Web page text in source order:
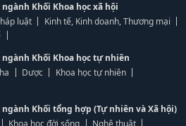
Khối Khoa học xã hội
luật
Kinh tế, Kinh doanh, Thương mại
Khối Khoa học tự nhiên
Dược
Khoa học tự nhiên
Khối tổng hợp (Tự nhiên và Xã hội)
Khoa học đời sống
Nghệ thuật